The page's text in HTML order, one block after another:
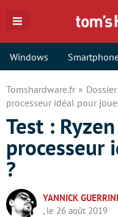
Windows
Tomshardware.fr Dossier
processeur idéal pour
Test :
processeur
?
YANNICK GUERRINI
, le 26 août 2019